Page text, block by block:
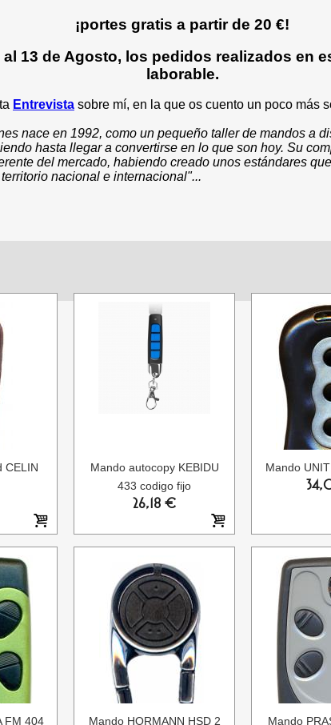
¡portes gratis a partir de 20 €!
al 13 de Agosto, los pedidos realizados en
laborable.
Entrevista sobre mí, en la que os cuento un poco más
nace en 1992, como un pequeño taller de mandos a
hasta llegar a convertirse en lo que son hoy. Su
del mercado, habiendo creado unos estándares
nacional e internacional"...
CELIN
Mando autocopy KEBIDU
433 codigo fijo
26,18 €
Mando
FM 404 Mando HORMANN HSD 2 Mando